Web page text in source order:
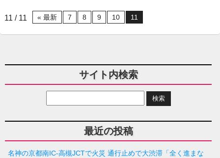
11 / 11 « 最新 7 8 9 10 11
サイト内検索
最近の投稿
名神の京都南IC-高槻JCTで火災 通行止めで大渋滞「全く進まな